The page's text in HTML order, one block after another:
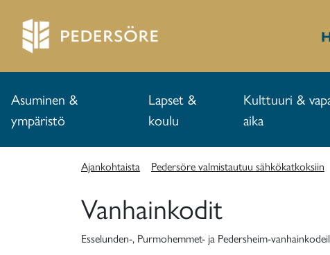
Asuminen &
ympäristö
Lapset &
koulu
Kulttuuri &
aika
Ajankohtaista Pedersöre valmistautuu sähkökatkoksiin
Vanhainkodit
Esselunden-, Purmohemmet- ja Pedersheim-